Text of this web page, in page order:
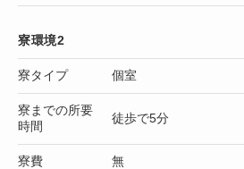
寮環境2
寮タイプ 個室
寮までの所要
時間
徒歩で5分
寮費 無